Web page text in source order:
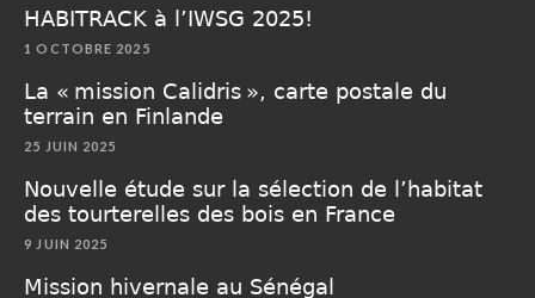
HABITRACK à l’IWSG 2025!
1 OCTOBRE 2025
La « mission Calidris », carte postale du
terrain en Finlande
25 JUIN 2025
Nouvelle étude sur la sélection de l’habitat
des tourterelles des bois en France
9 JUIN 2025
Mission hivernale au Sénégal